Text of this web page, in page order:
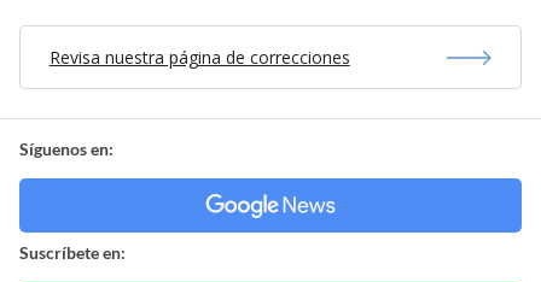
Revisa nuestra página de correcciones
Síguenos en:
Suscríbete en: